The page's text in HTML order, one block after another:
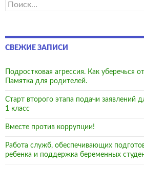
Найти:
СВЕЖИЕ ЗАПИСИ
Подростковая агрессия. Как уберечься
Памятка для родителей.
Старт второго этапа подачи заявлений
1 класс
Вместе против коррупции!
Работа служб, обеспечивающих
ребенка и поддержка беременных